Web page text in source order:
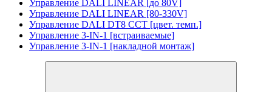
Управление DALI LINEAR [до 80V]
Управление DALI LINEAR [80-330V]
Управление DALI DT8 CCT [цвет. темп.]
Управление 3-IN-1 [встраиваемые]
Управление 3-IN-1 [накладной монтаж]